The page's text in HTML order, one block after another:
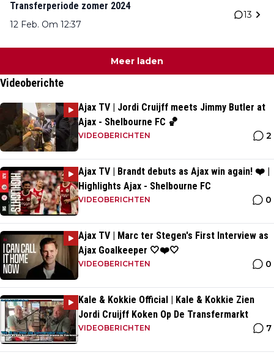
Transferperiode zomer 2024
12 Feb. Om 12:37
13
Meer laden
Videoberichte
Ajax TV | Jordi Cruijff meets Jimmy Butler at
Ajax - Shelbourne FC 🏀
VIDEOBERICHTEN 2
Ajax TV | Brandt debuts as Ajax win again! ❤️ |
Highlights Ajax - Shelbourne FC
VIDEOBERICHTEN 0
Ajax TV | Marc ter Stegen's First Interview as
Ajax Goalkeeper 🤍❤️🤍
VIDEOBERICHTEN 0
Kale & Kokkie Official | Kale & Kokkie Zien
Jordi Cruijff Koken Op De Transfermarkt
VIDEOBERICHTEN 7